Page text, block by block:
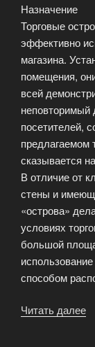
Назначение
Торговые
эффективно
магазина.
помещения,
всей
неповторимый
посетителей,
предлагаемом
сказывается
В отличие от
стены и
«острова»
условиях
большой
способом
Читать далее